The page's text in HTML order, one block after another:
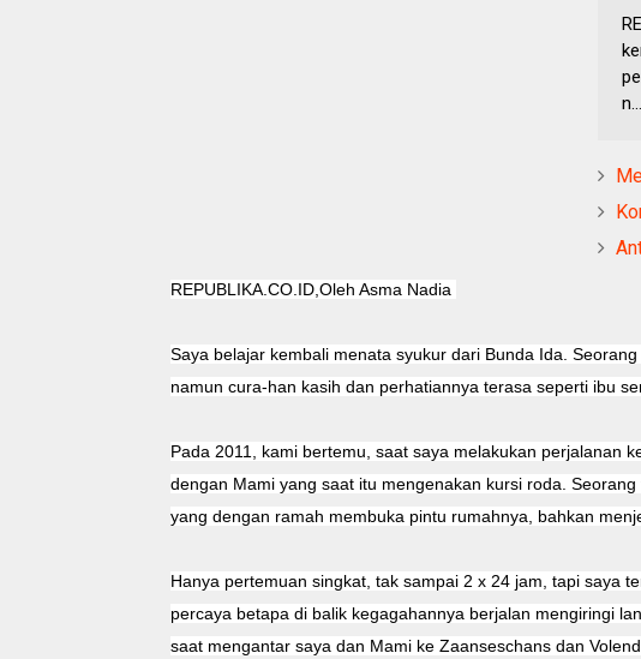
n...
REPUBLIKA.CO.ID,Oleh Asma Nadia
Saya belajar kembali menata syukur dari Bunda Ida.
namun cura-han kasih dan perhatiannya terasa seperti ibu
Pada 2011, kami bertemu, saat saya melakukan perjalanan
dengan Mami yang saat itu mengenakan kursi roda.
yang dengan ramah membuka pintu rumahnya, bahkan
Hanya pertemuan singkat, tak sampai 2 x 24 jam, tapi saya
percaya betapa di balik kegagahannya berjalan mengiringi
saat mengantar saya dan Mami ke Zaanseschans dan